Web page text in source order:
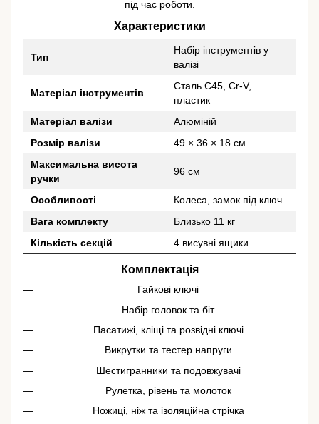
під час роботи.
Характеристики
Тип
Набір інструментів у
валізі
Матеріал інструментів
Сталь C45, Cr-V,
пластик
Матеріал валізи
Алюміній
Розмір валізи
49 × 36 × 18 см
Максимальна висота
ручки
96 см
Особливості
Колеса, замок під ключ
Вага комплекту
Близько 11 кг
Кількість секцій
4 висувні ящики
Комплектація
Гайкові ключі
Набір головок та біт
Пасатижі, кліщі та розвідні ключі
Викрутки та тестер напруги
Шестигранники та подовжувачі
Рулетка, рівень та молоток
Ножиці, ніж та ізоляційна стрічка